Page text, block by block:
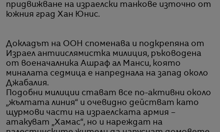
придвижване на израелски танкове източно от
южния град Хан Юнис.
Докладът на ООН споменава и подкрепяна от
Израел антиислямистка милиция, ръководена
от военачалника Ашраф ал Манси, която
миналата седмица е напреднала на запад около
Джабалия.
Подобни милиции стават все по-активни около
„жълтата линия“ и очевидно действат като
щурмови части на израелската армия –
атакуват „Хамас“, но и нареждат на